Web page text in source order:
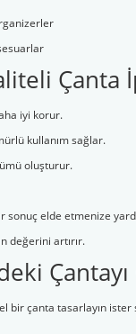
Çanta
iyi korur.
kullanım sağlar.
oluşturur.
sonuç elde etmenize
değerini artırır.
bir çanta tasarlayın ister